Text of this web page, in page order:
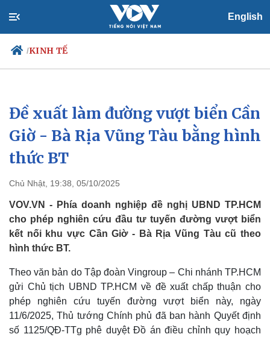
English
/KINH TẾ
Chính trị
Đảng
Tổ chức nhân sự
Quốc hội
Xã hội
Tin 24h
Dự báo thời tiết
Đề xuất làm đường vượt biển Cần
Giờ - Bà Rịa Vũng Tàu bằng hình
thức BT
Chủ Nhật, 19:38, 05/10/2025
VOV.VN - Phía doanh nghiệp đề nghị UBND TP.HCM
cho phép nghiên cứu đầu tư tuyến đường vượt biển
kết nối khu vực Cần Giờ - Bà Rịa Vũng Tàu cũ theo
hình thức BT.
Theo văn bản do Tập đoàn Vingroup – Chi nhánh TP.HCM
gửi Chủ tịch UBND TP.HCM về đề xuất chấp thuận cho
phép nghiên cứu tuyến đường vượt biển này, ngày
11/6/2025, Thủ tướng Chính phủ đã ban hành Quyết định
số 1125/QĐ-TTg phê duyệt Đồ án điều chỉnh quy hoạch